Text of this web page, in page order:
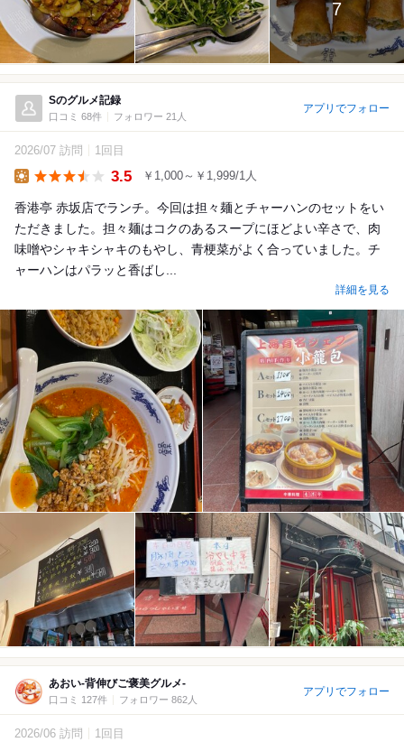
7
Sのグルメ記録
口コミ 68件 フォロワー 21人
アプリでフォロー
2026/07 訪問 1回目
3.5 ￥1,000～￥1,999/1人
香港亭 赤坂店でランチ。今回は担々麺とチャーハンのセットをい
ただきました。担々麺はコクのあるスープにほどよい辛さで、肉
味噌やシャキシャキのもやし、青梗菜がよく合っていました。チ
ャーハンはパラッと香ばし...
詳細を見る
あおい-背伸びご褒美グルメ-
口コミ 127件 フォロワー 862人
アプリでフォロー
2026/06 訪問 1回目